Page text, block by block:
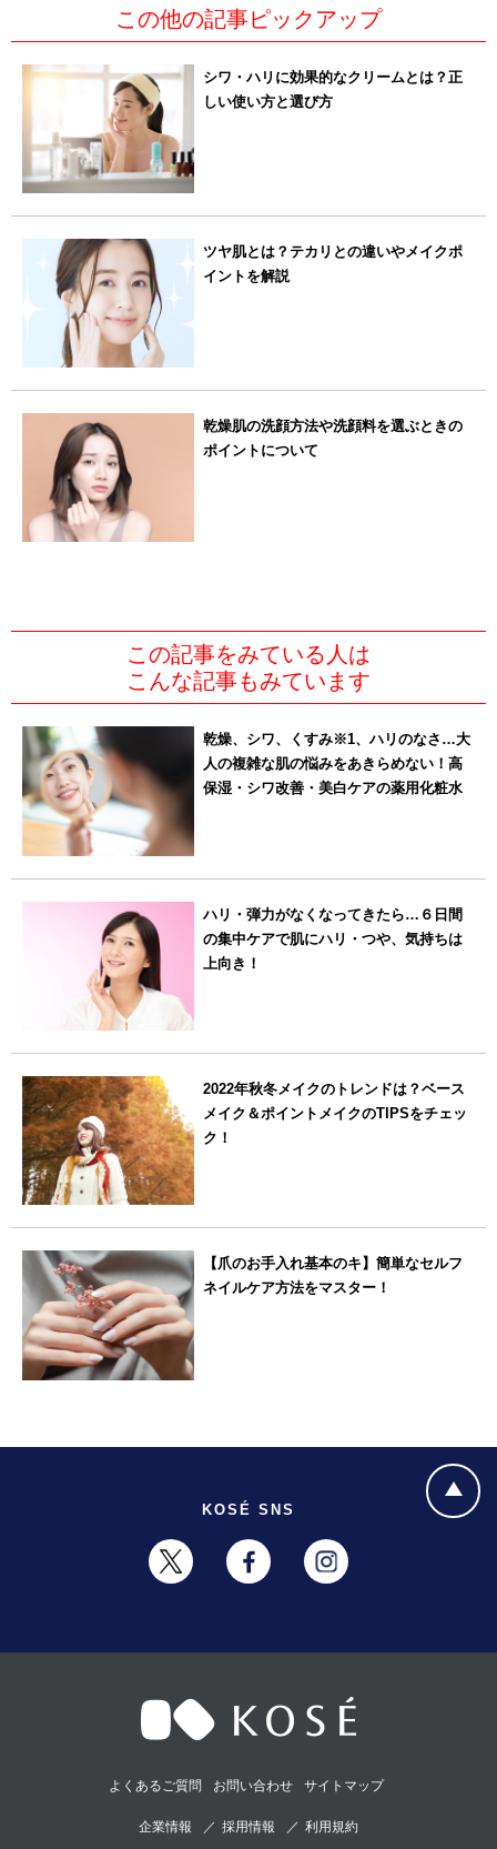
この他の記事ピックアップ
シワ・ハリに効果的なクリームとは？正
しい使い方と選び方
ツヤ肌とは？テカリとの違いやメイクポ
イントを解説
乾燥肌の洗顔方法や洗顔料を選ぶときの
ポイントについて
この記事をみている人は
こんな記事もみています
乾燥、シワ、くすみ※1、ハリのなさ…大
人の複雑な肌の悩みをあきらめない！高
保湿・シワ改善・美白ケアの薬用化粧水
ハリ・弾力がなくなってきたら…６日間
の集中ケアで肌にハリ・つや、気持ちは
上向き！
2022年秋冬メイクのトレンドは？ベース
メイク＆ポイントメイクのTIPSをチェッ
ク！
【爪のお手入れ基本のキ】簡単なセルフ
ネイルケア方法をマスター！
KOSÉ SNS
よくあるご質問 お問い合わせ サイトマップ
企業情報 採用情報 利用規約